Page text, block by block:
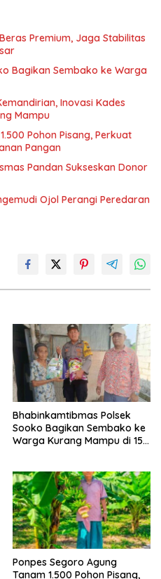
Premium, Jaga Stabilitas
Bagikan Sembako ke Warga
Inovasi Kades
Mampu
Pohon Pisang, Perkuat
Pangan
Pandan Sukseskan Donor
Ojol Perangi Peredaran
Bhabinkamtibmas Polsek
Sooko Bagikan Sembako ke
Warga Kurang Mampu di 15
Ponpes Segoro Agung
Tanam 1.500 Pohon Pisang,